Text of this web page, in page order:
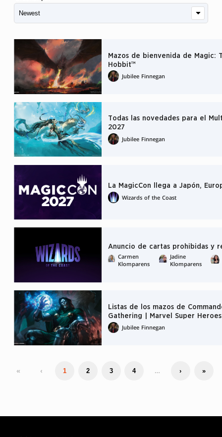
Mazos de bienvenida de Magic:
Hobbit™
Jubilee Finnegan
Todas las novedades para el
2027
Jubilee Finnegan
La MagicCon llega a Japón,
Wizards of the Coast
Anuncio de cartas prohibidas y
Carmen
Klomparens
Jadine
Klomparens
Listas de los mazos de
Gathering | Marvel Super Heroes
Jubilee Finnegan
« ‹ 1 2 3 4 … › »